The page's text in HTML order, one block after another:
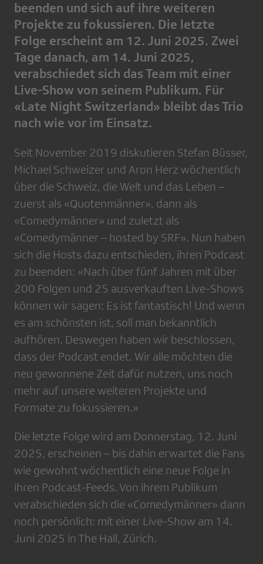
beenden und sich auf ihre weiteren
Projekte zu fokussieren. Die letzte
Folge erscheint am 12. Juni 2025. Zwei
Tage danach, am 14. Juni 2025,
verabschiedet sich das Team mit einer
Live-Show von seinem Publikum. Für
«Late Night Switzerland» bleibt das Trio
nach wie vor im Einsatz.
Seit November 2019 diskutieren Stefan Büsser,
Michael Schweizer und Aron Herz wöchentlich
über die Schweiz, die Welt und das Leben –
zuerst als «Quotenmänner», dann als
«Comedymänner» und zuletzt als
«Comedymänner – hosted by SRF». Nun haben
sich die Hosts dazu entschieden, ihren Podcast
zu beenden: «Nach über fünf Jahren mit über
200 Folgen und 25 ausverkauften Live-Shows
können wir sagen: Es ist fantastisch! Und wenn
es am schönsten ist, soll man bekanntlich
aufhören. Deswegen haben wir beschlossen,
dass der Podcast endet. Wir alle möchten die
neu gewonnene Zeit dafür nutzen, uns noch
mehr auf unsere weiteren Projekte und
Formate zu fokussieren.»
Die letzte Folge wird am Donnerstag, 12. Juni
2025, erscheinen – bis dahin erwartet die Fans
wie gewohnt wöchentlich eine neue Folge in
ihren Podcast-Feeds. Von ihrem Publikum
verabschieden sich die «Comedymänner» dann
noch persönlich: mit einer Live-Show am 14.
Juni 2025 in The Hall, Zürich.